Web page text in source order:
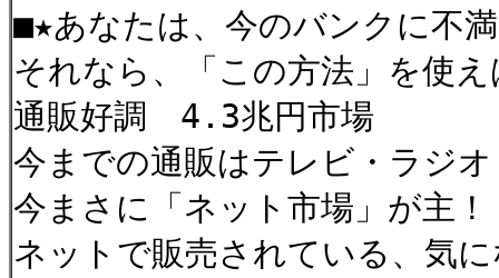
■★あなたは、今のバンクに不
それなら、「この方法」を使
通販好調 4.3兆円市場
今までの通販はテレビ・ラジ
今まさに「ネット市場」が主！
ネットで販売されている、気